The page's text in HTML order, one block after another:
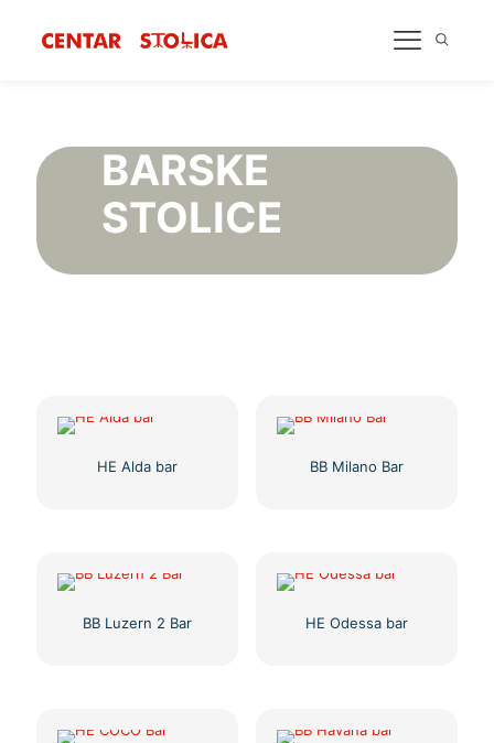
BARSKE
STOLICE
HE Alda bar BB Milano Bar
BB Luzern 2 Bar HE Odessa bar